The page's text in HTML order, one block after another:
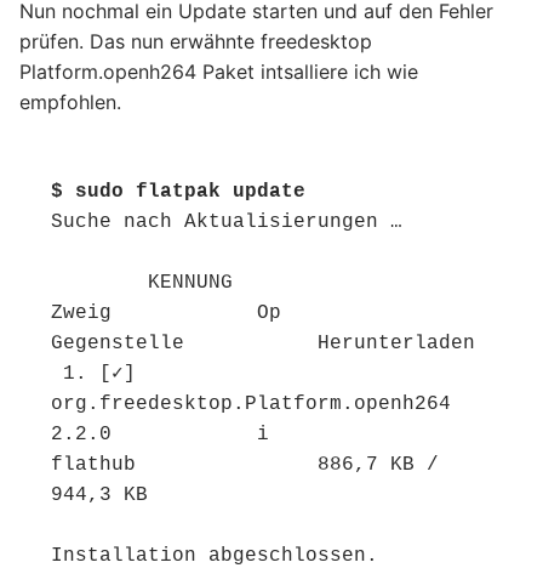
Nun nochmal ein Update starten und auf den Fehler
prüfen. Das nun erwähnte freedesktop
Platform.openh264 Paket intsalliere ich wie
empfohlen.
$ sudo flatpak update
Suche nach Aktualisierungen …
Zweig            Op
Gegenstelle           Herunterladen
org.freedesktop.Platform.openh264
2.2.0            i
flathub               886,7 KB /
944,3 KB
Installation abgeschlossen.